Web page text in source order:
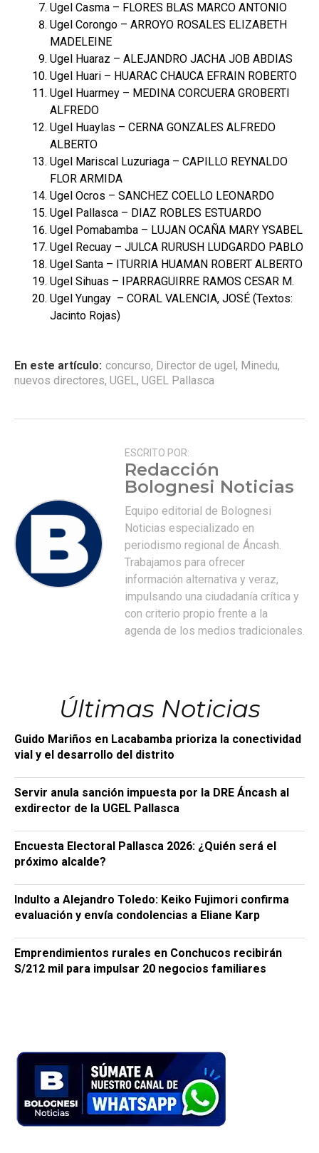
Ugel Casma – FLORES BLAS MARCO ANTONIO
Ugel Corongo – ARROYO ROSALES ELIZABETH
MADELEINE
Ugel Huaraz – ALEJANDRO JACHA JOB ABDIAS
Ugel Huari – HUARAC CHAUCA EFRAIN ROBERTO
Ugel Huarmey – MEDINA CORCUERA GROBERTI
ALFREDO
Ugel Huaylas – CERNA GONZALES ALFREDO
ALBERTO
Ugel Mariscal Luzuriaga – CAPILLO REYNALDO
FLOR ARMIDA
Ugel Ocros – SANCHEZ COELLO LEONARDO
Ugel Pallasca – DIAZ ROBLES ESTUARDO
Ugel Pomabamba – LUJAN OCAÑA MARY YSABEL
Ugel Recuay – JULCA RURUSH LUDGARDO PABLO
Ugel Santa – ITURRIA HUAMAN ROBERT ALBERTO
Ugel Sihuas – IPARRAGUIRRE RAMOS CESAR M.
Ugel Yungay – CORAL VALENCIA, JOSÉ (Textos:
Jacinto Rojas)
En este artículo: concurso, Director de ugel , Minedu,
nuevos directores, UGEL, UGEL Pallasca
ESCRITO POR:
Redacción
Bolognesi Noticias
Equipo editorial de Bolognesi
Noticias especializado en
periodismo regional de Áncash.
Trabajamos para ofrecer
información alternativa y veraz,
impulsando una ciudadanía crítica y
con criterio propio frente a la
agenda de los medios tradicionales.
Últimas Noticias
Guido Mariños en Lacabamba prioriza la conectividad
vial y el desarrollo del distrito
Servir anula sanción impuesta por la DRE Áncash al
exdirector de la UGEL Pallasca
Encuesta Electoral Pallasca 2026: ¿Quién será el
próximo alcalde?
Indulto a Alejandro Toledo: Keiko Fujimori confirma
evaluación y envía condolencias a Eliane Karp
Emprendimientos rurales en Conchucos recibirán
S/212 mil para impulsar 20 negocios familiares